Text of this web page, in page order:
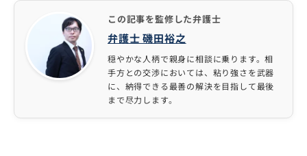
この記事を監修した弁護士
弁護士 磯田裕之
穏やかな人柄で親身に相談に乗ります。相
手方との交渉においては、粘り強さを武器
に、納得できる最善の解決を目指して最後
まで尽力します。